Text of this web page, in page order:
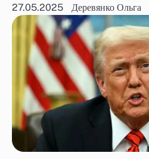
27.05.2025 Деревянко Ольга